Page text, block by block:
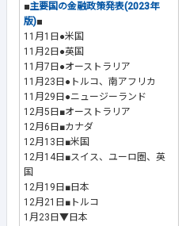
■主要国の金融政策発表(2023年
版)■
11月1日●米国
11月2日●英国
11月7日●オーストラリア
11月23日●トルコ、南アフリカ
11月29日●ニュージーランド
12月5日■オーストラリア
12月6日■カナダ
12月13日■米国
12月14日■スイス、ユーロ圏、英
国
12月19日■日本
12月21日■トルコ
1月23日▼日本